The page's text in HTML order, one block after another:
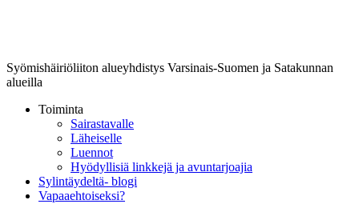
Syömishäiriöliiton alueyhdistys Varsinais-Suomen ja Satakunnan
alueilla
Toiminta
Sairastavalle
Läheiselle
Luennot
Hyödyllisiä linkkejä ja avuntarjoajia
Sylintäydeltä- blogi
Vapaaehtoiseksi?